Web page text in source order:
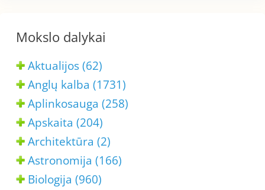
Mokslo dalykai
Aktualijos (62)
Anglų kalba (1731)
Aplinkosauga (258)
Apskaita (204)
Architektūra (2)
Astronomija (166)
Biologija (960)